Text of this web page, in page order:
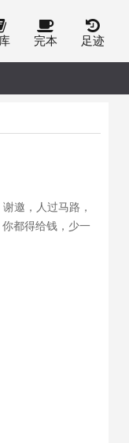
完本 足迹
邀，人过马路，
都得给钱，少一
把星，我来这里